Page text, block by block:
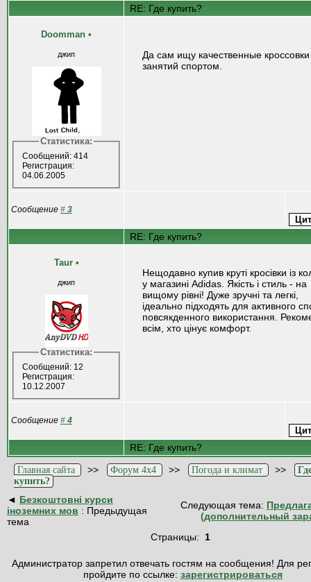
RE: Где купить?
Doomman •
джип
Статистика:
Сообщений: 414
Регистрация:
04.06.2005
Да сам ищу качественные
занятий спортом.
Сообщение # 3
RE: Где купить?
Taur •
джип
Статистика:
Сообщений: 12
Регистрация:
10.12.2007
Нещодавно купив круті кросівки із
у магазині Adidas. Якість і стиль - на
вищому рівні! Дуже зручні та легкі,
ідеально підходять для активного
повсякденного використання.
всім, хто цінує комфорт.
Сообщение # 4
RE: Где купить?
Главная сайта >> Форум 4x4 >> Погода и климат >>
купить?
◄ Безкоштовні курси
іноземних мов : Предыдущая
тема
Следующая тема:
(дополнительный
Страницы: 1
Администратор запретил отвечать гостям на сообщения! Для
пройдите по ссылке: зарегистрироваться